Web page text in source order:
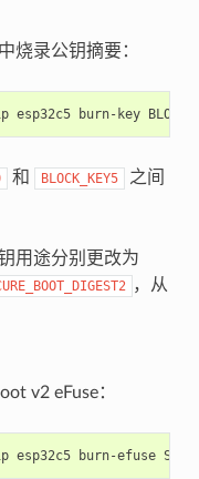
烧录公钥摘要：
esp32c5 burn-key BLOCK
和 BLOCK_KEY5
之间
用途分别更改为
，从
v2 eFuse：
esp32c5 burn-efuse